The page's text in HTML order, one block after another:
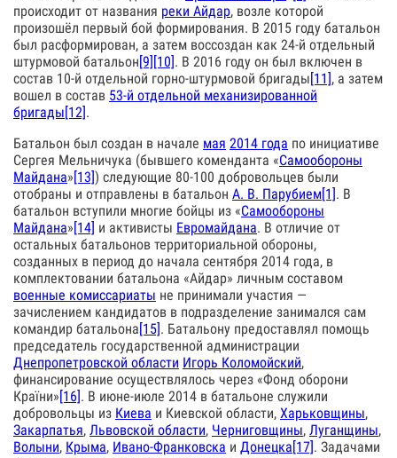
происходит от названия реки Айдар, возле которой
произошёл первый бой формирования. В 2015 году батальон
был расформирован, а затем воссоздан как 24-й отдельный
штурмовой батальон[9] [10]. В 2016 году он был включен в
состав 10-й отдельной горно-штурмовой бригады[11], а затем
вошел в состав 53-й отдельной механизированной
бригады[12].
Батальон был создан в начале мая 2014 года по инициативе
Сергея Мельничука (бывшего коменданта «Самообороны
Майдана»[13]) следующие 80-100 добровольцев были
отобраны и отправлены в батальон А. В. Парубием[1]. В
батальон вступили многие бойцы из «Самообороны
Майдана»[14] и активисты Евромайдана. В отличие от
остальных батальонов территориальной обороны,
созданных в период до начала сентября 2014 года, в
комплектовании батальона «Айдар» личным составом
военные комиссариаты не принимали участия —
зачислением кандидатов в подразделение занимался сам
командир батальона[15]. Батальону предоставлял помощь
председатель государственной администрации
Днепропетровской области Игорь Коломойский,
финансирование осуществлялось через «Фонд оборони
Країни»[16]. В июне-июле 2014 в батальоне служили
добровольцы из Киева и Киевской области, Харьковщины,
Закарпатья, Львовской области, Черниговщины, Луганщины,
Волыни, Крыма, Ивано-Франковска и Донецка[17]. Задачами